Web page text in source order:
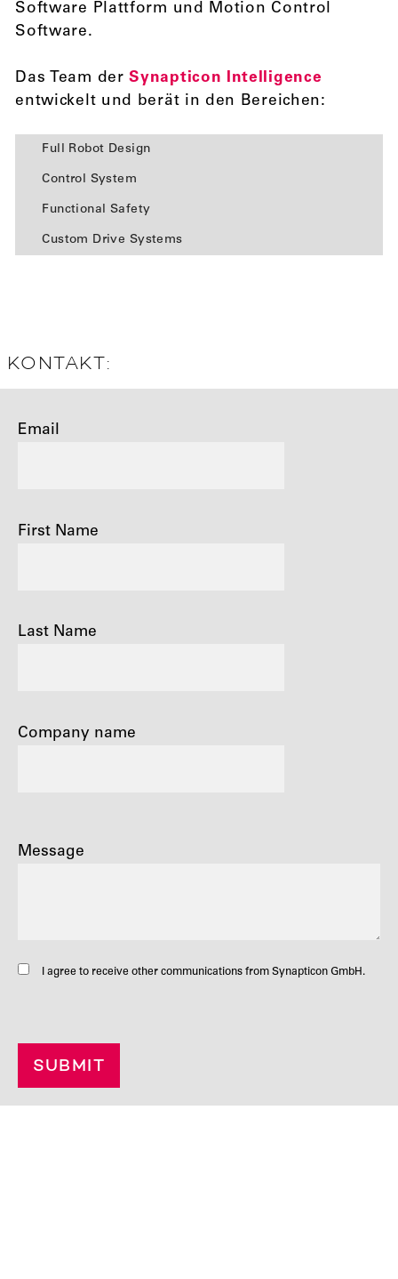
Software Plattform und Motion Control
Software.
Das Team derSynapticon Intelligence
entwickelt und berät in den Bereichen:
Full Robot Design
Control System
Functional Safety
Custom Drive Systems
KONTAKT:
Email
First Name
Last Name
Company name
Message
I agree to receive other communications from Synapticon GmbH.
SUBMIT